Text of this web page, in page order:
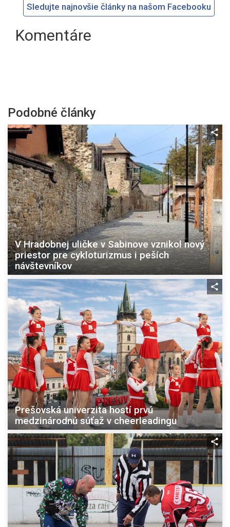
Sledujte najnovšie články na našom Facebooku
Komentáre
Podobné články
V Hradobnej uličke v Sabinove vznikol nový
priestor pre cykloturizmus i peších
návštevníkov
Prešovská univerzita hostí prvú
medzinárodnú súťaž v cheerleadingu